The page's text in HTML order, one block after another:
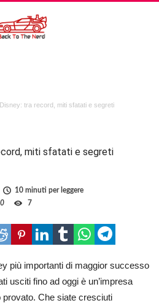
tra record, miti sfatati e segreti
miti sfatati e segreti
10 minuti per leggere
0 7
più importanti di maggior successo
usciti fino ad oggi è un’impresa
Che siate cresciuti